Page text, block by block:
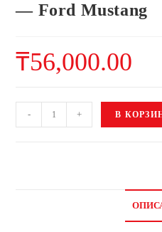
— Ford Mustang
₸56,000.00
- + В